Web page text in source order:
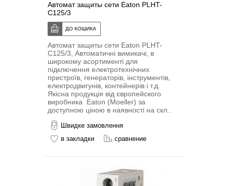
Автомат защиты сети Eaton PLHT-
C125/3
Автомат защиты сети Eaton PLHT-
C125/3, Автоматичні вимикачі, в
широкому асортименті для
підключення електротехнічних
пристроїв, генераторів, інструментів,
електродвигунів, контейнерів і т.д.
Якісна продукція від європейского
виробника Eaton (Moeller) за
доступною ціною в наявності на скл..
Швидке замовлення
в закладки
сравнение